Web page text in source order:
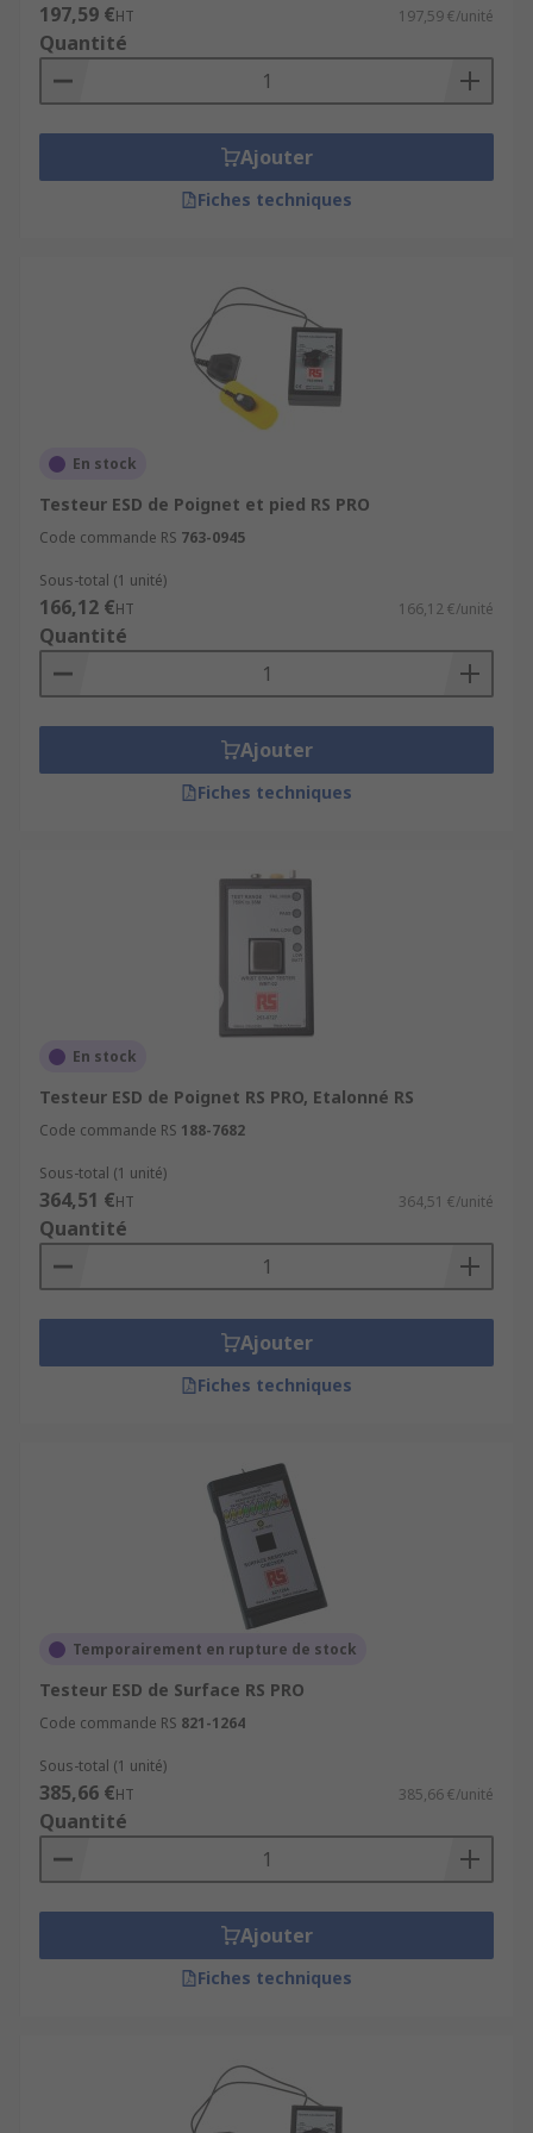
Découvrez également dans
notre offre :
197,59 €HT 197,59 €/unité
Quantité
Ajouter
Fiches techniques
En stock
Testeur ESD de Poignet et pied RS PRO
Code commande RS 763-0945
Sous-total (1 unité)
166,12 €HT 166,12 €/unité
Quantité
Ajouter
Fiches techniques
En stock
Testeur ESD de Poignet RS PRO, Etalonné RS
Code commande RS 188-7682
Sous-total (1 unité)
364,51 €HT 364,51 €/unité
Quantité
Ajouter
Fiches techniques
Temporairement en rupture de stock
Testeur ESD de Surface RS PRO
Code commande RS 821-1264
Sous-total (1 unité)
385,66 €HT 385,66 €/unité
Quantité
Ajouter
Fiches techniques